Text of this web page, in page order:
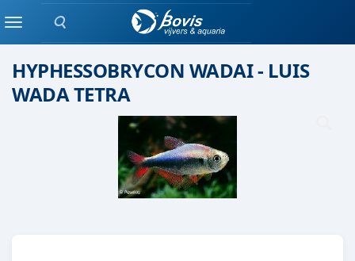
Zoeken
MenuScholenvis
HYPHESSOBRYCON WADAI - LUIS
WADA TETRA